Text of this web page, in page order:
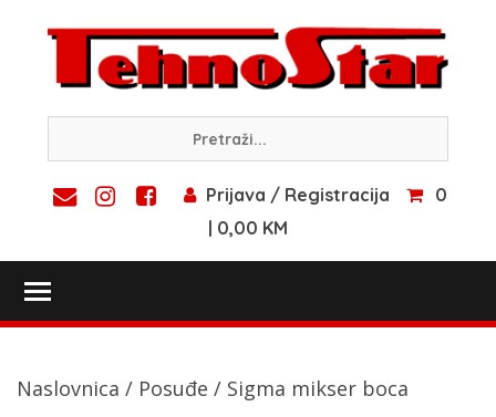
content
Prijava / Registracija
0
| 0,00 KM
Naslovnica / Posuđe / Sigma mikser boca